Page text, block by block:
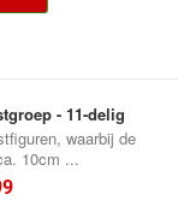
- 11-delig
waarbij de
10cm ...